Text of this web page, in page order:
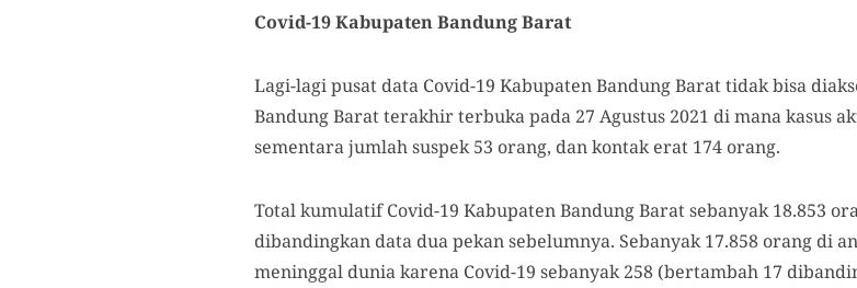
Covid-19 Kabupaten Bandung Barat
Lagi-lagi pusat data Covid-19 Kabupaten Bandung Barat tidak bisa
Bandung Barat terakhir terbuka pada 27 Agustus 2021 di mana kasus
sementara jumlah suspek 53 orang, dan kontak erat 174 orang.
Total kumulatif Covid-19 Kabupaten Bandung Barat sebanyak 18.853
dibandingkan data dua pekan sebelumnya. Sebanyak 17.858 orang di
meninggal dunia karena Covid-19 sebanyak 258 (bertambah 17